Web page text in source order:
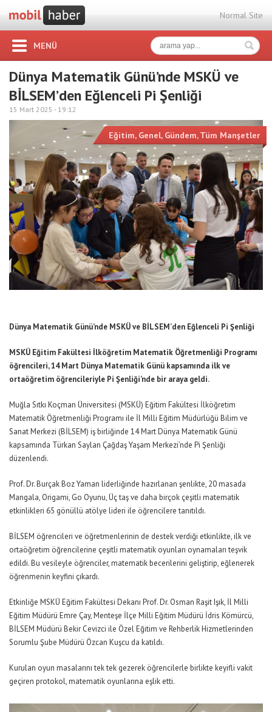
Normal Site
MENÜ
Dünya Matematik Günü’nde MSKÜ ve
BİLSEM’den Eğlenceli Pi Şenliği
15 Mart 2025 - 19:12
Eğitim, Genel, Gündem,Tüm Manşetler
Dünya Matematik Günü’nde MSKÜ ve BİLSEM’den Eğlenceli Pi Şenliği
MSKÜ Eğitim Fakültesi İlköğretim Matematik Öğretmenliği Programı
öğrencileri, 14 Mart Dünya Matematik Günü kapsamında ilk ve
ortaöğretim öğrencileriyle Pi Şenliği’nde bir araya geldi.
Muğla Sıtkı Koçman Üniversitesi (MSKÜ) Eğitim Fakültesi İlköğretim
Matematik Öğretmenliği Programı ile İl Milli Eğitim Müdürlüğü Bilim ve
Sanat Merkezi (BİLSEM) iş birliğinde 14 Mart Dünya Matematik Günü
kapsamında Türkan Saylan Çağdaş Yaşam Merkezi’nde Pi Şenliği
düzenlendi.
Prof. Dr. Burçak Boz Yaman liderliğinde hazırlanan şenlikte, 20 masada
Mangala, Origami, Go Oyunu, Üç taş ve daha birçok çeşitli matematik
etkinlikleri 65 gönüllü atölye lideri ile öğrencilere tanıtıldı.
BİLSEM öğrencileri ve öğretmenlerinin de destek verdiği etkinlikte, ilk ve
ortaöğretim öğrencilerine çeşitli matematik oyunları oynamaları teşvik
edildi. Bu vesileyle öğrenciler, matematik becerilerini geliştirip, eğlenerek
öğrenmenin keyfini çıkardı.
Etkinliğe MSKÜ Eğitim Fakültesi Dekanı Prof. Dr. Osman Raşit Işık, İl Milli
Eğitim Müdürü Emre Çay, Menteşe İlçe Milli Eğitim Müdürü İdris Kömürcü,
BİLSEM Müdürü Bekir Cevizci ile Özel Eğitim ve Rehberlik Hizmetlerinden
Sorumlu Şube Müdürü Özcan Kuşcu da katıldı.
Kurulan oyun masalarını tek tek gezerek öğrencilerle birlikte keyifli vakit
geçiren protokol, matematik oyunlarına eşlik etti.